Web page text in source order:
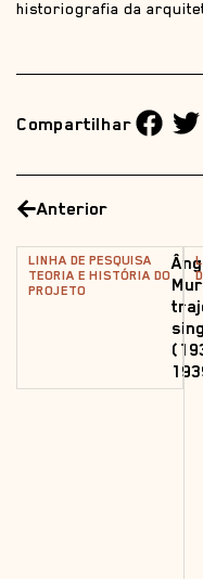
historiografia da
Compartilhar
Anterior
LINHA DE PESQUISA
TEORIA E HISTÓRIA DO
PROJETO